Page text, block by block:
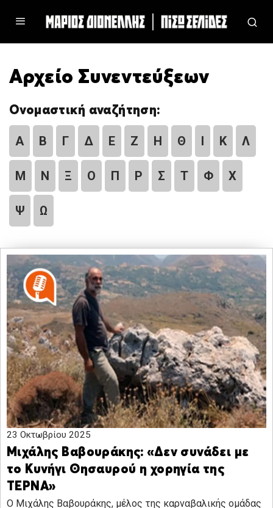
Αρχείο Συνεντεύξεων
Ονομαστική αναζήτηση:
Α Β Γ Δ Ε Ζ Η Θ Ι Κ Λ
Μ Ν Ξ Ο Π Ρ Σ Τ Φ Χ
Ψ Ω
23 Οκτωβρίου 2025
Μιχάλης Βαβουράκης: «Δεν συνάδει με
το Κυνήγι Θησαυρού η χορηγία της
ΤΕΡΝΑ»
Ο Μιχάλης Βαβουράκης, μέλος της καρναβαλικής ομάδας